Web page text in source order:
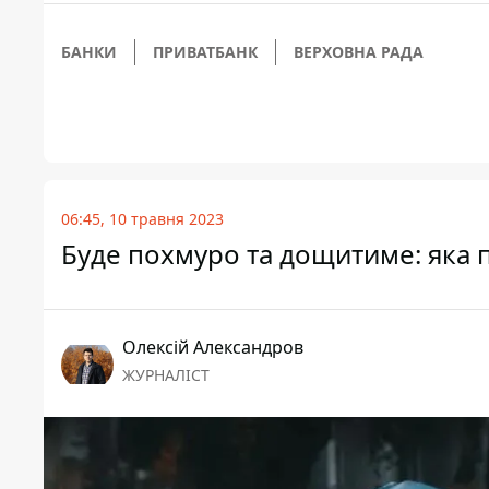
БАНКИ ПРИВАТБАНК ВЕРХОВНА РАДА
06:45, 10 травня 2023
Буде похмуро та дощитиме: яка
Олексій Александров
ЖУРНАЛІСТ